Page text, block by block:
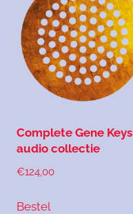
Complete Gene Keys
audio collectie
€124,00
Bestel